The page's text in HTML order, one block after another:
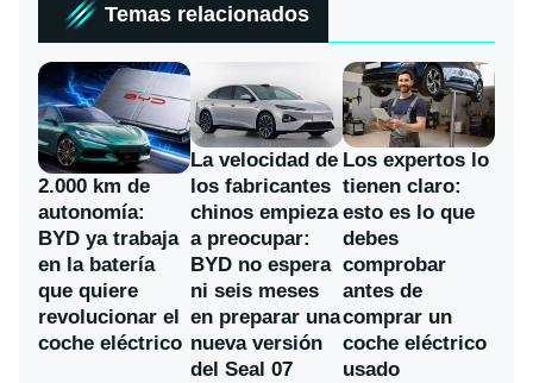
Temas relacionados
2.000 km de
autonomía:
BYD ya trabaja
en la batería
que quiere
revolucionar el
coche eléctrico
La velocidad de
los fabricantes
chinos empieza
a preocupar:
BYD no espera
ni seis meses
en preparar una
nueva versión
del Seal 07
Los expertos lo
tienen claro:
esto es lo que
debes
comprobar
antes de
comprar un
coche eléctrico
usado